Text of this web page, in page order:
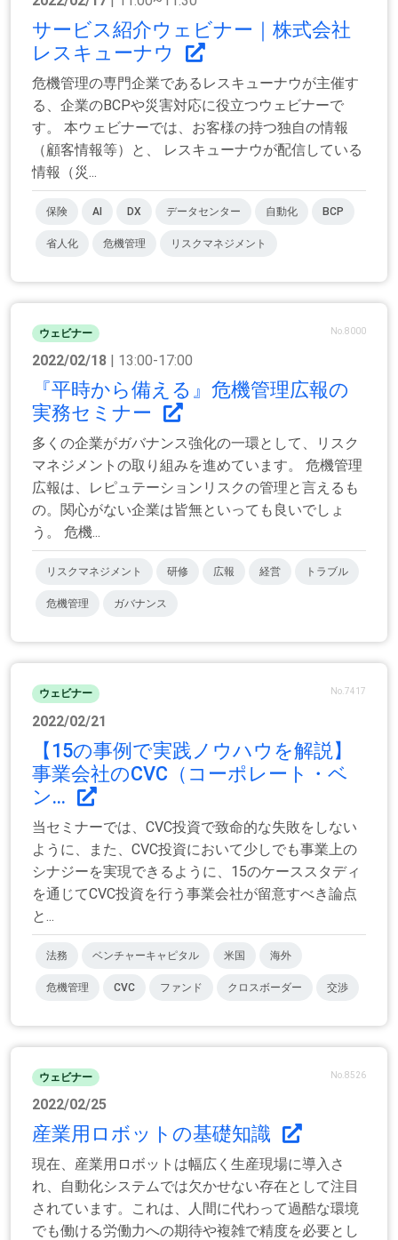
サービス紹介ウェビナー｜株式会社
レスキューナウ
危機管理の専門企業であるレスキューナウが主催す
る、企業のBCPや災害対応に役立つウェビナーで
す。 本ウェビナーでは、お客様の持つ独自の情報
（顧客情報等）と、 レスキューナウが配信している
情報（災...
保険 AI DX データセンター 自動化 BCP
省人化 危機管理 リスクマネジメント
ウェビナー No.8000
2022/02/18 | 13:00-17:00
『平時から備える』危機管理広報の
実務セミナー
多くの企業がガバナンス強化の一環として、リスク
マネジメントの取り組みを進めています。 危機管理
広報は、レピュテーションリスクの管理と言えるも
の。関心がない企業は皆無といっても良いでしょ
う。 危機...
リスクマネジメント 研修 広報 経営 トラブル
危機管理 ガバナンス
ウェビナー No.7417
2022/02/21
【15の事例で実践ノウハウを解説】
事業会社のCVC（コーポレート・ベ
ン...
当セミナーでは、CVC投資で致命的な失敗をしない
ように、また、CVC投資において少しでも事業上の
シナジーを実現できるように、15のケーススタディ
を通じてCVC投資を行う事業会社が留意すべき論点
と...
法務 ベンチャーキャピタル 米国 海外
危機管理 CVC ファンド クロスボーダー 交渉
ウェビナー No.8526
2022/02/25
産業用ロボットの基礎知識
現在、産業用ロボットは幅広く生産現場に導入さ
れ、自動化システムでは欠かせない存在として注目
されています。これは、人間に代わって過酷な環境
でも働ける労働力への期待や複雑で精度を必要とし